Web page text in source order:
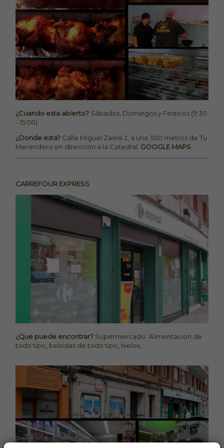
¿Cuando esta abierto? Sábados, Domingos y Festivos (9:30
- 15:00)
¿Donde esta? Calle Miguel Zaera 2, a una 300 metros de Tu
Merendero en direccion a la Catedral. GOOGLE MAPS
CARREFOUR EXPRESS
¿Que puede encontrar? Supermercado: Alimentacion de
todo tipo, bebidas de todo tipo, hielos,...